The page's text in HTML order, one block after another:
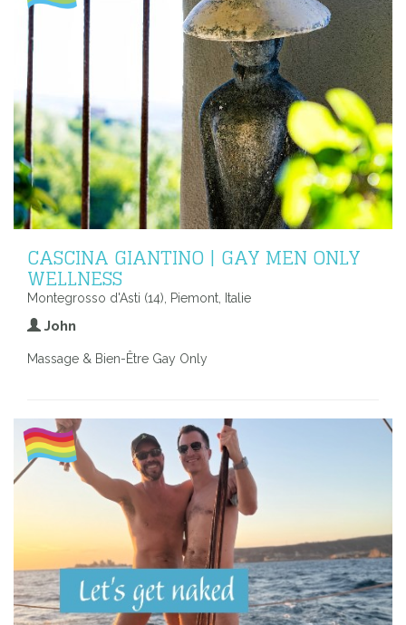
CASCINA GIANTINO | GAY MEN ONLY
WELLNESS
Montegrosso d'Asti (14), Piemont, Italie
John
Massage & Bien-Être Gay Only